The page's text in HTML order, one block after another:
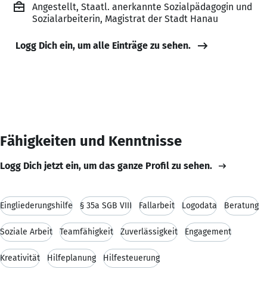
Angestellt, Staatl. anerkannte Sozialpädagogin und
Sozialarbeiterin, Magistrat der Stadt Hanau
Logg Dich ein, um alle Einträge zu sehen.
Fähigkeiten und Kenntnisse
Logg Dich jetzt ein, um das ganze Profil zu sehen.
Eingliederungshilfe § 35a SGB VIII Fallarbeit Logodata Beratung
Soziale Arbeit Teamfähigkeit Zuverlässigkeit Engagement
Kreativität Hilfeplanung Hilfesteuerung